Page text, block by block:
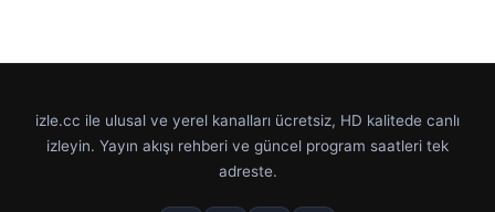
izle.cc ile ulusal ve yerel kanalları ücretsiz, HD kalitede canlı
izleyin. Yayın akışı rehberi ve güncel program saatleri tek
adreste.